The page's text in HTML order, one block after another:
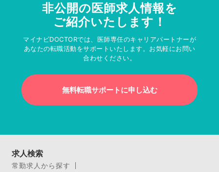
非公開の医師求人情報を
ご紹介いたします！
マイナビDOCTORでは、医師専任のキャリアパートナーが
あなたの転職活動をサポートいたします。お気軽にお問い
合わせください。
無料転職サポートに申し込む
求人検索
常勤求人から探す